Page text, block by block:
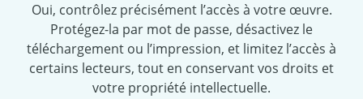
Oui, contrôlez précisément l’accès à votre œuvre.
Protégez-la par mot de passe, désactivez le
téléchargement ou l’impression, et limitez l’accès à
certains lecteurs, tout en conservant vos droits et
votre propriété intellectuelle.